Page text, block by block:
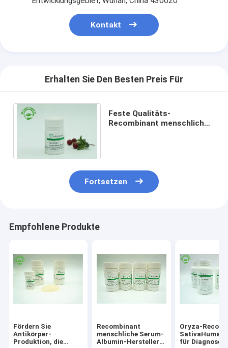
Kontakt
Erhalten Sie Den Besten Preis Für
Feste Qualitäts-
Recombinant menschliches
Fortsetzen
Empfohlene Produkte
Fördern Sie
Antikörper-
Produktion, die
Recombinant
menschliche Serum-
Albumin-Hersteller
Oryza-
für Diagnosen